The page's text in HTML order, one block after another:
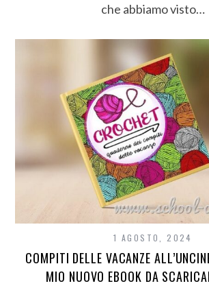
che abbiamo visto…
1 AGOSTO, 2024
COMPITI DELLE VACANZE
MIO NUOVO EBOOK DA